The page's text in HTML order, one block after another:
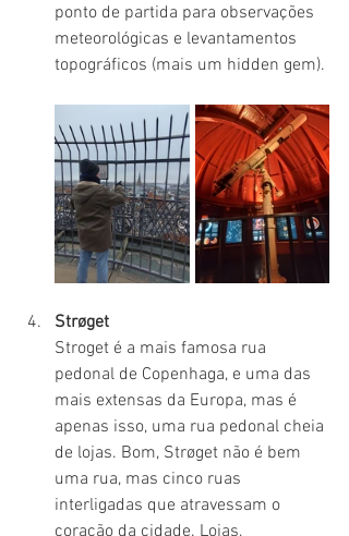
ponto de partida para observações
meteorológicas e levantamentos
topográficos (mais um hidden gem).
Strøget
Stroget é a mais famosa rua
pedonal de Copenhaga, e uma das
mais extensas da Europa, mas é
apenas isso, uma rua pedonal cheia
de lojas. Bom, Strøget não é bem
uma rua, mas cinco ruas
interligadas que atravessam o
coração da cidade. Lojas,